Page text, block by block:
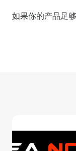
如果你的产品足